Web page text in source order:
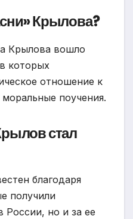
Крылова?
Крылова вошло
которых
отношение к
поучения.
стал
благодаря
получили
России, но и за ее